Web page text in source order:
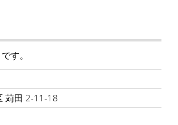
す。
苅田 2-11-18